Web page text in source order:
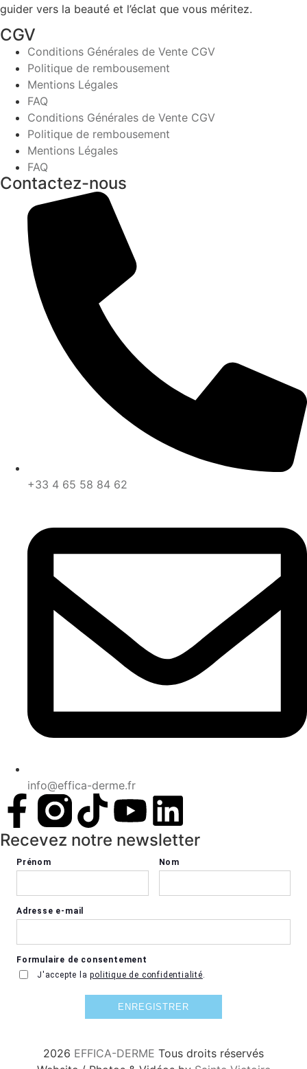
guider vers la beauté et l’éclat que vous méritez.
CGV
Conditions Générales de Vente CGV
Politique de rembousement
Mentions Légales
FAQ
Conditions Générales de Vente CGV
Politique de rembousement
Mentions Légales
FAQ
Contactez-nous
+33 4 65 58 84 62
info@effica-derme.fr
Recevez notre newsletter
2026 EFFICA-DERME Tous droits réservés